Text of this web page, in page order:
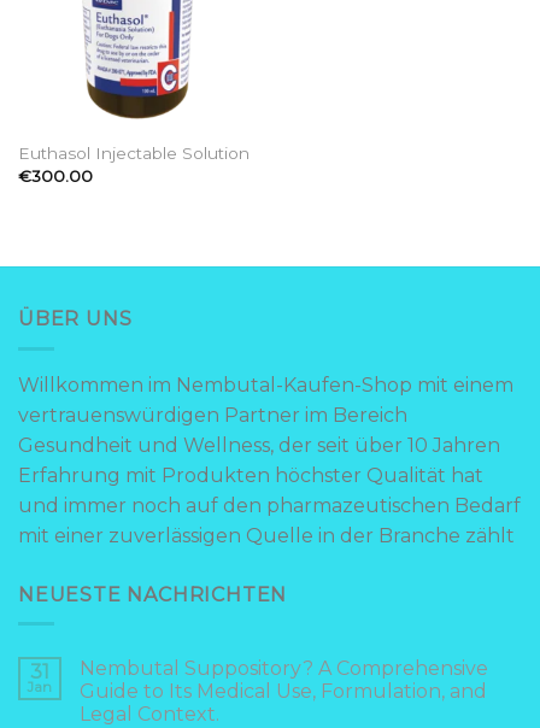
Euthasol Injectable Solution
€300.00
ÜBER UNS
Willkommen im Nembutal-Kaufen-Shop mit einem
vertrauenswürdigen Partner im Bereich
Gesundheit und Wellness, der seit über 10 Jahren
Erfahrung mit Produkten höchster Qualität hat
und immer noch auf den pharmazeutischen Bedarf
mit einer zuverlässigen Quelle in der Branche zählt
NEUESTE NACHRICHTEN
31
Jan
Nembutal Suppository? A Comprehensive
Guide to Its Medical Use, Formulation, and
Legal Context.